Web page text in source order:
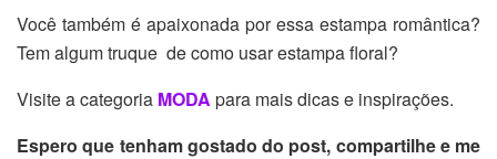
Você também é apaixonada por essa estampa romântica?
Tem algum truque de como usar estampa floral?
Visite a categoria MODA para mais dicas e inspirações.
Espero que tenham gostado do post, compartilhe e me